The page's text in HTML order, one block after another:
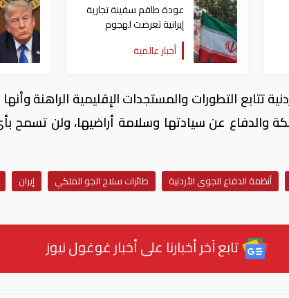
عودة طاقم سفينة تجارية ​
إيرانية ​تعرضت لهجوم
أوكراني إلى طهران
أخبار عالمية
تتابع التطورات والمستجدات الإقليمية الراهنة
والدفاع عن سيادتها وسلامة أراضيها، ولن تسمح
أنظمة الدفاع الجوي الأردنية طائرات سلاح الجو الملكي إيران
تابع آخر أخبارنا على أخبار غوغول نيوز